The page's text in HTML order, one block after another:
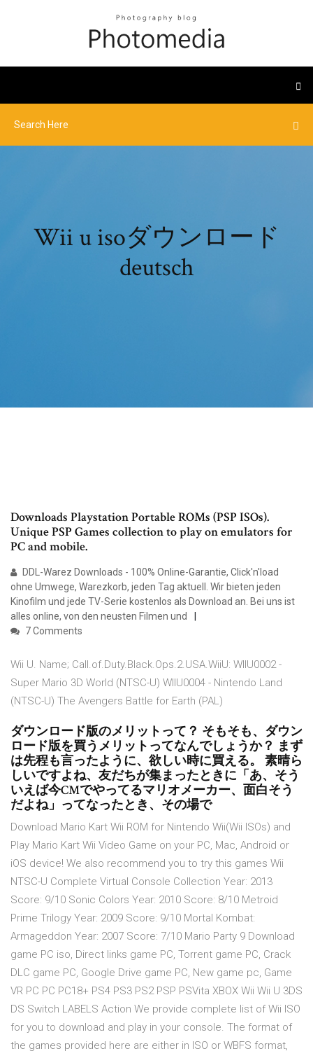
Wii u isoダウンロード
deutsch
Downloads Playstation Portable ROMs (PSP ISOs).
Unique PSP Games collection to play on emulators for
PC and mobile.
DDL-Warez Downloads - 100% Online-Garantie, Click'n'load
ohne Umwege, Warezkorb, jeden Tag aktuell. Wir bieten jeden
Kinofilm und jede TV-Serie kostenlos als Download an. Bei uns ist
alles online, von den neusten Filmen und
7 Comments
Wii U. Name; Call.of.Duty.Black.Ops.2.USA.WiiU: WIIU0002 -
Super Mario 3D World (NTSC-U) WIIU0004 - Nintendo Land
(NTSC-U) The Avengers Battle for Earth (PAL)
ダウンロード版のメリットって？ そもそも、ダウン
ロード版を買うメリットってなんでしょうか？ まず
は先程も言ったように、欲しい時に買える。 素晴ら
しいですよね、友だちが集まったときに「あ、そう
いえば今CMでやってるマリオメーカー、面白そう
だよね」ってなったとき、その場で
Download Mario Kart Wii ROM for Nintendo Wii(Wii ISOs) and
Play Mario Kart Wii Video Game on your PC, Mac, Android or
iOS device! We also recommend you to try this games Wii
NTSC-U Complete Virtual Console Collection Year: 2013
Score: 9/10 Sonic Colors Year: 2010 Score: 8/10 Metroid
Prime Trilogy Year: 2009 Score: 9/10 Mortal Kombat:
Armageddon Year: 2007 Score: 7/10 Mario Party 9 Download
game PC iso, Direct links game PC, Torrent game PC, Crack
DLC game PC, Google Drive game PC, New game pc, Game
VR PC PC PC18+ PS4 PS3 PS2 PSP PSVita XBOX Wii Wii U 3DS
DS Switch LABELS Action We provide complete list of Wii ISO
for you to download and play in your console. The format of
the games provided here are either in ISO or WBFS format,